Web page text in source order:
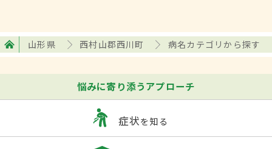
山形県 西村山郡西川町 病名カテゴリから探す
悩みに寄り添うアプローチ
症状を知る